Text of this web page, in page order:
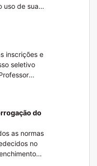
uso de suas
inscrições e
seletivo
e
do
as normas
no